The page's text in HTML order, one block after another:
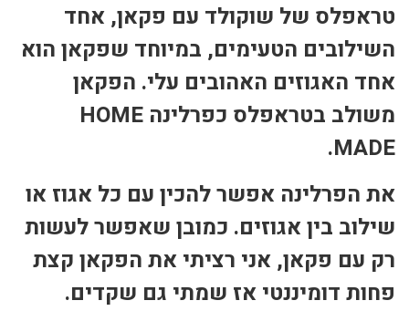
טראפלס של שוקולד עם פקאן, אחד
השילובים הטעימים, במיוחד שפקאן הוא
אחד האגוזים האהובים עלי. הפקאן
משולב בטראפלס כפרלינה HOME
MADE.
את הפרלינה אפשר להכין עם כל אגוז או
שילוב בין אגוזים. כמובן שאפשר לעשות
רק עם פקאן, אני רציתי את הפקאן קצת
פחות דומיננטי אז שמתי גם שקדים.